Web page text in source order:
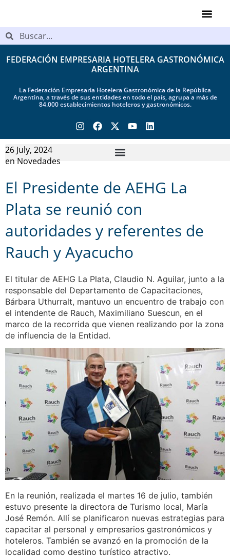
FEDERACIÓN EMPRESARIA HOTELERA GASTRONÓMICA
ARGENTINA
La Federación Empresaria Hotelera Gastronómica de la República
Argentina, a través de sus entidades en todo el país, agrupa a más de
84.000 establecimientos hoteleros y gastronómicos.
26 July, 2024
en Novedades
El Presidente de AEHG La
Plata se reunió con
autoridades y referentes de
Rauch y Ayacucho
El titular de AEHG La Plata, Claudio N. Aguilar, junto a la
responsable del Departamento de Capacitaciones,
Bárbara Uthurralt, mantuvo un encuentro de trabajo con
el intendente de Rauch, Maximiliano Suescun, en el
marco de la recorrida que vienen realizando por la zona
de influencia de la Entidad.
En la reunión, realizada el martes 16 de julio, también
estuvo presente la directora de Turismo local, María
José Remón. Allí se planificaron nuevas estrategias para
capacitar al personal y empresarios gastronómicos y
hoteleros. También se avanzó en la promoción de la
localidad como destino turístico atractivo.